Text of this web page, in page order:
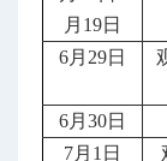
月19日
6月29日
6月30日
7月1日